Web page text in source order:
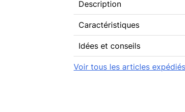
Description
Caractéristiques
Idées et conseils
Voir tous les articles